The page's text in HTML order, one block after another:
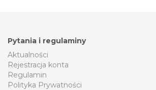
Pytania i regulaminy
Aktualności
Rejestracja konta
Regulamin
Polityka Prywatności